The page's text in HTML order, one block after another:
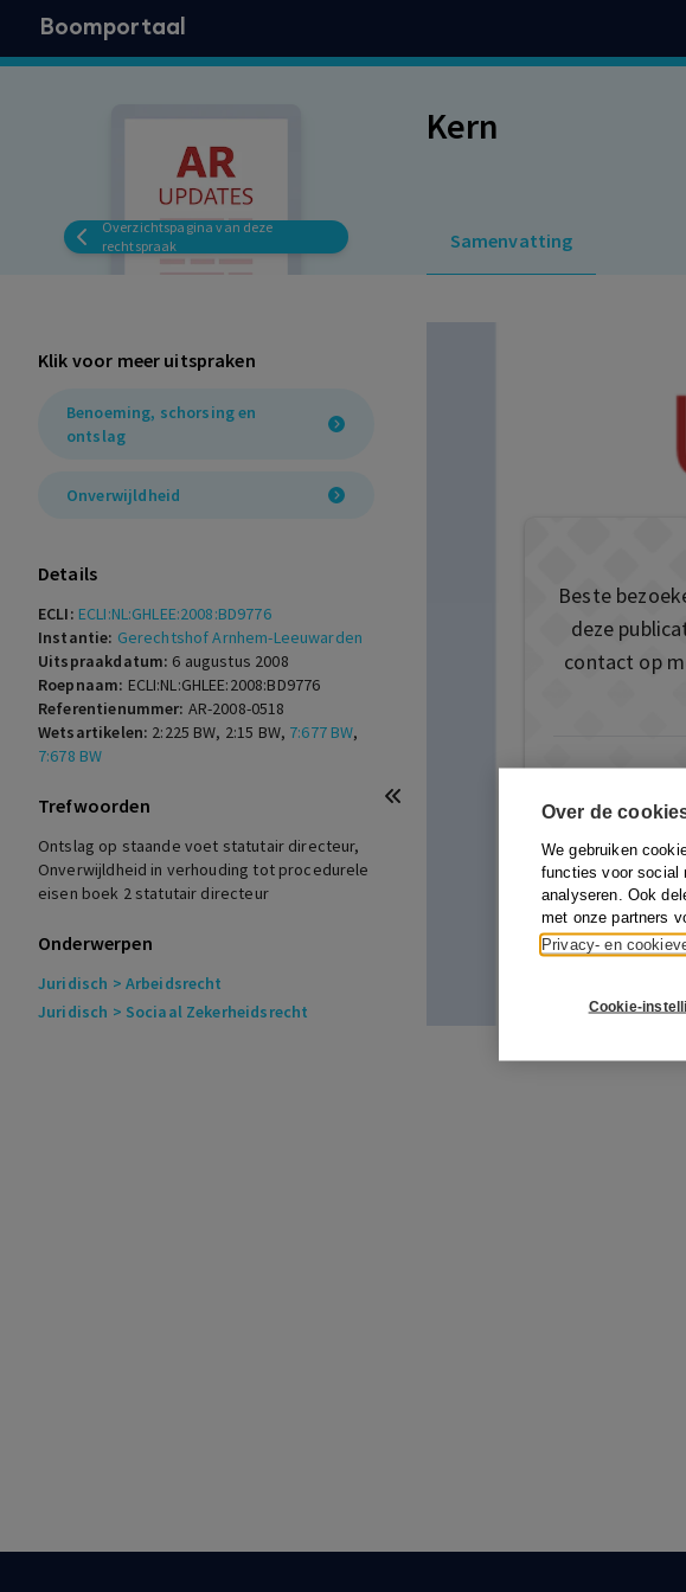
Over de
We gebruiken
functies voor social
analyseren. Ook
met onze partners
Privacy- en
Cookie-
Boomportaal
Overzichtspagina van deze
rechtspraak
Kern
Samenvatting
Klik voor meer uitspraken
Benoeming, schorsing en
ontslag
Onverwijldheid
Details
ECLI: ECLI:NL:GHLEE:2008:BD9776
Instantie: Gerechtshof Arnhem-Leeuwarden
Uitspraakdatum: 6 augustus 2008
Roepnaam: ECLI:NL:GHLEE:2008:BD9776
Referentienummer: AR-2008-0518
Wetsartikelen: 2:225 BW, 2:15 BW, 7:677 BW,
7:678 BW
Trefwoorden
Ontslag op staande voet statutair directeur,
Onverwijldheid in verhouding tot procedurele
eisen boek 2 statutair directeur
Onderwerpen
Juridisch > Arbeidsrecht
Juridisch > Sociaal Zekerheidsrecht
Beste
deze
contact op
Deze
ook de